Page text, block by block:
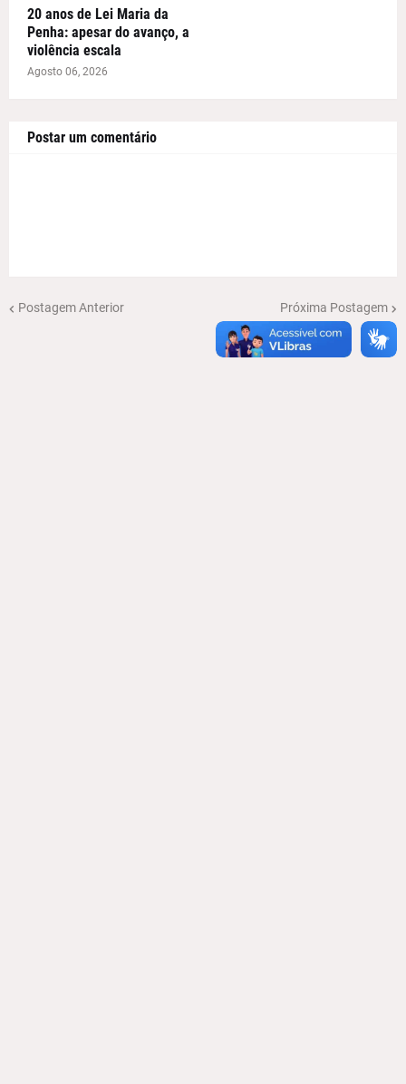
20 anos de Lei Maria da
Penha: apesar do avanço, a
violência escala
Agosto 06, 2026
Postar um comentário
Postagem Anterior Próxima Postagem